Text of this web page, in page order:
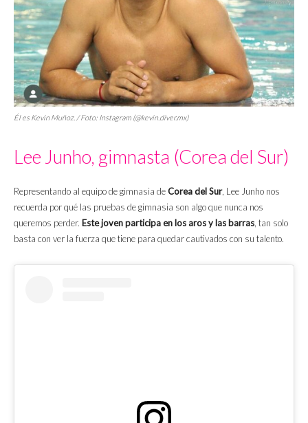
Él es Kevin Muñoz. / Foto: Instagram (@kevin.diver.mx)
Lee Junho, gimnasta (Corea del Sur)
Representando al equipo de gimnasia deCorea del Sur, Lee Junho nos
recuerda por qué las pruebas de gimnasia son algo que nunca nos
queremos perder. Este joven participa en los aros y las barras , tan solo
basta con ver la fuerza que tiene para quedar cautivados con su talento.